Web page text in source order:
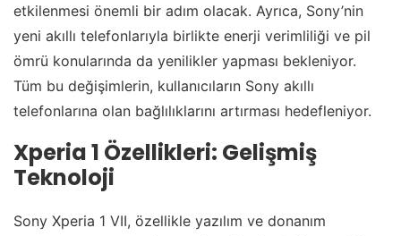
etkilenmesi önemli bir adım olacak. Ayrıca, Sony’nin
yeni akıllı telefonlarıyla birlikte enerji verimliliği ve pil
ömrü konularında da yenilikler yapması bekleniyor.
Tüm bu değişimlerin, kullanıcıların Sony akıllı
telefonlarına olan bağlılıklarını artırması hedefleniyor.
Xperia 1 Özellikleri: Gelişmiş
Teknoloji
Sony Xperia 1 VII, özellikle yazılım ve donanım